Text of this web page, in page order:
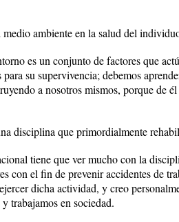
ambiente en la salud del
es un conjunto de factores que
para su supervivencia; debemos
a nosotros mismos, porque de
disciplina que primordialmente
tiene que ver mucho con la
con el fin de prevenir accidentes de
dicha actividad, y creo
trabajamos en sociedad.